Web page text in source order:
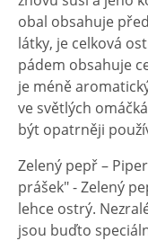
obal obsahuje
látky, je celková
pádem obsahuje
je méně
ve světlých
být opatrněji
Zelený pepř –
prášek" - Zelený
lehce ostrý.
jsou buďto